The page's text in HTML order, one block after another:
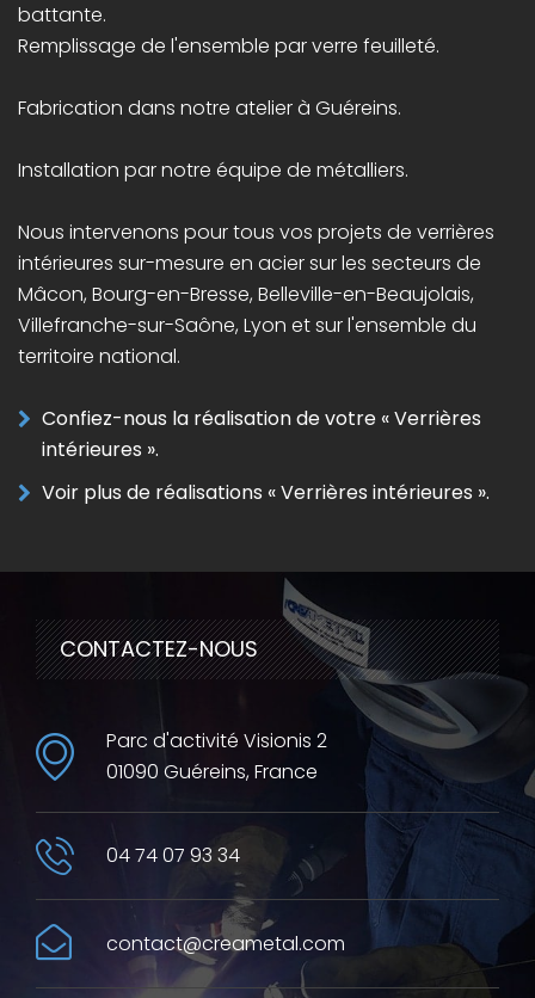
battante.
Remplissage de l'ensemble par verre feuilleté.
Fabrication dans notre atelier à Guéreins.
Installation par notre équipe de métalliers.
Nous intervenons pour tous vos projets de verrières
intérieures sur-mesure en acier sur les secteurs de
Mâcon, Bourg-en-Bresse, Belleville-en-Beaujolais,
Villefranche-sur-Saône, Lyon et sur l'ensemble du
territoire national.
Confiez-nous la réalisation de votre « Verrières
intérieures ».
Voir plus de réalisations « Verrières intérieures ».
CONTACTEZ-NOUS
Parc d'activité Visionis 2
01090 Guéreins, France
04 74 07 93 34
contact@creametal.com